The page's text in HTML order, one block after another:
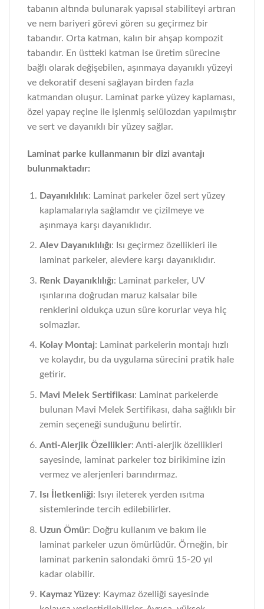
tabanın altında bulunarak yapısal stabiliteyi artıran
ve nem bariyeri görevi gören su geçirmez bir
tabandır. Orta katman, kalın bir ahşap kompozit
tabandır. En üstteki katman ise üretim sürecine
bağlı olarak değişebilen, aşınmaya dayanıklı yüzeyi
ve dekoratif deseni sağlayan birden fazla
katmandan oluşur. Laminat parke yüzey kaplaması,
özel yapay reçine ile işlenmiş selülozdan yapılmıştır
ve sert ve dayanıklı bir yüzey sağlar.
Laminat parke kullanmanın bir dizi avantajı
bulunmaktadır:
Dayanıklılık: Laminat parkeler özel sert yüzey
kaplamalarıyla sağlamdır ve çizilmeye ve
aşınmaya karşı dayanıklıdır.
Alev Dayanıklılığı: Isı geçirmez özellikleri ile
laminat parkeler, alevlere karşı dayanıklıdır.
Renk Dayanıklılığı: Laminat parkeler, UV
ışınlarına doğrudan maruz kalsalar bile
renklerini oldukça uzun süre korurlar veya hiç
solmazlar.
Kolay Montaj: Laminat parkelerin montajı hızlı
ve kolaydır, bu da uygulama sürecini pratik hale
getirir.
Mavi Melek Sertifikası: Laminat parkelerde
bulunan Mavi Melek Sertifikası, daha sağlıklı bir
zemin seçeneği sunduğunu belirtir.
Anti-Alerjik Özellikler: Anti-alerjik özellikleri
sayesinde, laminat parkeler toz birikimine izin
vermez ve alerjenleri barındırmaz.
Isı İletkenliği: Isıyı ileterek yerden ısıtma
sistemlerinde tercih edilebilirler.
Uzun Ömür: Doğru kullanım ve bakım ile
laminat parkeler uzun ömürlüdür. Örneğin, bir
laminat parkenin salondaki ömrü 15-20 yıl
kadar olabilir.
Kaymaz Yüzey: Kaymaz özelliği sayesinde